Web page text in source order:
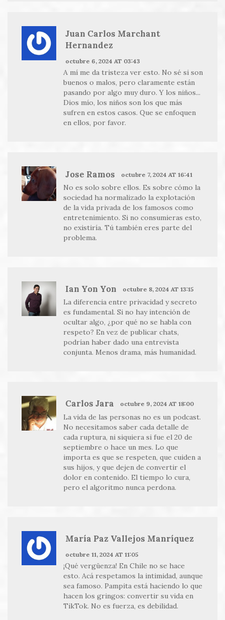
Juan Carlos Marchant
Hernandez
octubre 6, 2024 AT 03:43
A mí me da tristeza ver esto. No sé si son
buenos o malos, pero claramente están
pasando por algo muy duro. Y los niños...
Dios mío, los niños son los que más
sufren en estos casos. Que se enfoquen
en ellos, por favor.
Jose Ramos octubre 7, 2024 AT 16:41
No es solo sobre ellos. Es sobre cómo la
sociedad ha normalizado la explotación
de la vida privada de los famosos como
entretenimiento. Si no consumieras esto,
no existiría. Tú también eres parte del
problema.
Ian Yon Yon octubre 8, 2024 AT 13:15
La diferencia entre privacidad y secreto
es fundamental. Si no hay intención de
ocultar algo, ¿por qué no se habla con
respeto? En vez de publicar chats,
podrían haber dado una entrevista
conjunta. Menos drama, más humanidad.
Carlos Jara octubre 9, 2024 AT 18:00
La vida de las personas no es un podcast.
No necesitamos saber cada detalle de
cada ruptura, ni siquiera si fue el 20 de
septiembre o hace un mes. Lo que
importa es que se respeten, que cuiden a
sus hijos, y que dejen de convertir el
dolor en contenido. El tiempo lo cura,
pero el algoritmo nunca perdona.
María Paz Vallejos Manríquez
octubre 11, 2024 AT 11:05
¡Qué vergüenza! En Chile no se hace
esto. Acá respetamos la intimidad, aunque
sea famoso. Pampita está haciendo lo que
hacen los gringos: convertir su vida en
TikTok. No es fuerza, es debilidad.